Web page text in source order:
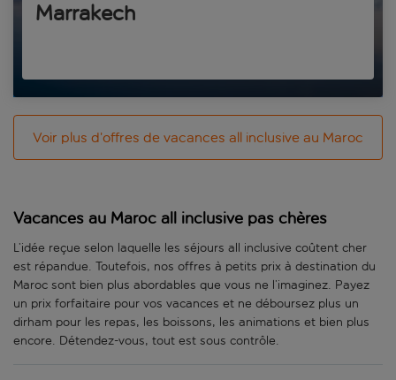
Marrakech
Voir plus d’offres de vacances all inclusive au Maroc
Vacances au Maroc all inclusive pas chères
L’idée reçue selon laquelle les séjours all inclusive coûtent cher
est répandue. Toutefois, nos offres à petits prix à destination du
Maroc sont bien plus abordables que vous ne l’imaginez. Payez
un prix forfaitaire pour vos vacances et ne déboursez plus un
dirham pour les repas, les boissons, les animations et bien plus
encore. Détendez-vous, tout est sous contrôle.